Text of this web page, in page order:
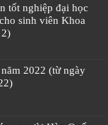
tốt nghiệp đại học
sinh viên Khoa
2022 (từ ngày